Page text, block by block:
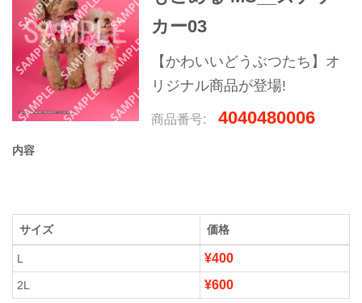
カー03
【かわいいどうぶつたち】オ
リジナル商品が登場!
商品番号: 4040480006
内容
サイズ 価格
L ¥400
2L ¥600